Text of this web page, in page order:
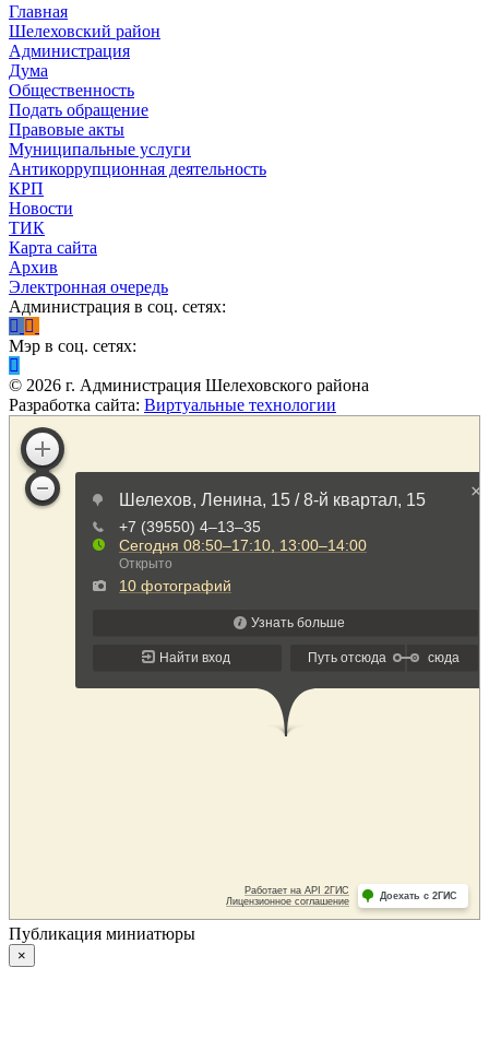
Главная
Шелеховский район
Администрация
Дума
Общественность
Подать обращение
Правовые акты
Муниципальные услуги
Антикоррупционная деятельность
КРП
Новости
ТИК
Карта сайта
Архив
Электронная очередь
Администрация в соц. сетях:
Мэр в соц. сетях:
© 2026 г. Администрация Шелеховского района
Разработка сайта: Виртуальные технологии
Публикация миниатюры
×